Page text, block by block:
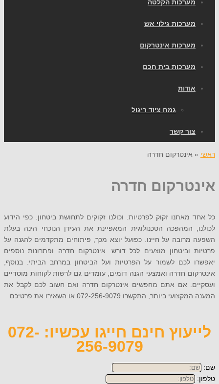
הקלטה
גילוי אש
אינטרקום
בית חכם
גמח ציוד ריגול
קשר
אינטרקום חדרה
חדרה
זקוק לפרטיות. וכולנו זקוקים לתחושת ביטחון. כפי הידוע
המהפכה הטכנולוגית המאפיינת את העידן הנוכחי הינה בעלת
על חיינו. כפועל יוצא מכך, פיתוחים מתקדמים להגנה על
וביטחון מוצעים לכל דורש. אינטרקום חדרה ופתרונות נוספים
לכם לשמור על הפרטיות ועל הביטחון במרחב הביתי. בנוסף,
חדרה ואמצעי הגנה דומים, עומדים גם לרשות לקוחות מוסדיים
אם אתם מחפשים אינטרקום חדרה ואם חשוב לכם לקבל את
ביותר, התקשרו 072-256-9079 או השאירו את פרטיכם
לייעוץ חינם חייגו עכשיו: 072-
256-9079